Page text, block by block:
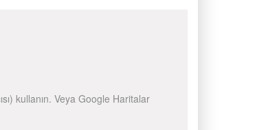
kullanın. Veya Google Haritalar